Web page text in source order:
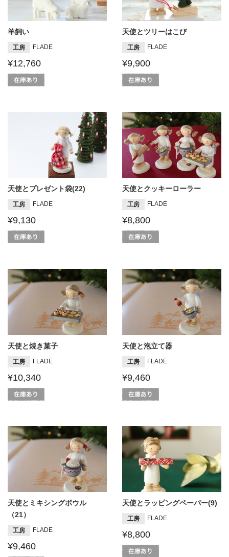
羊飼い
工房 FLADE
¥12,760
天使とツリーはこび
工房 FLADE
¥9,900
天使とプレゼント袋(22)
工房 FLADE
¥9,130
天使とクッキーローラー
工房 FLADE
¥8,800
天使と焼き菓子
工房 FLADE
¥10,340
天使と泡立て器
工房 FLADE
¥9,460
天使とミキシングボウル
（21）
工房 FLADE
¥9,460
天使とラッピングペーパー(9)
工房 FLADE
¥8,800